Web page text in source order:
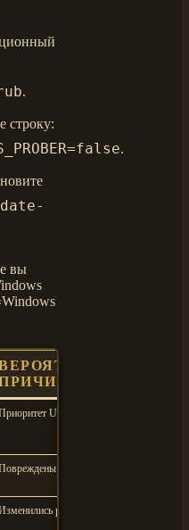
.
строку:
.
вы
UEFI изменен
файлы на ESP
регистры PCR7